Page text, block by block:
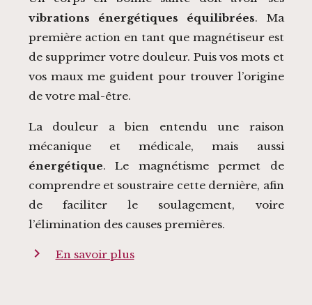
vibrations énergétiques équilibrées. Ma
première action en tant que magnétiseur est
de supprimer votre douleur. Puis vos mots et
vos maux me guident pour trouver l’origine
de votre mal-être.
La douleur a bien entendu une raison
mécanique et médicale, mais aussi
énergétique. Le magnétisme permet de
comprendre et soustraire cette dernière, afin
de faciliter le soulagement, voire
l’élimination des causes premières.
chevron_right En savoir plus